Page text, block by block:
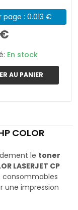
page : 0.013 €
En stock
AU PANIER
COLOR
le toner
LASERJET CP
consommables
une impression